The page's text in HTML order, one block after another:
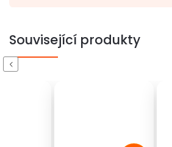
Související produkty
Previous